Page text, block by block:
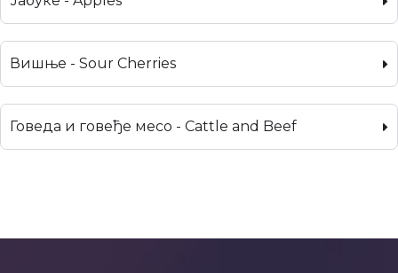
Вишње - Sour Cherries
Говеда и говеђе месо - Cattle and Beef